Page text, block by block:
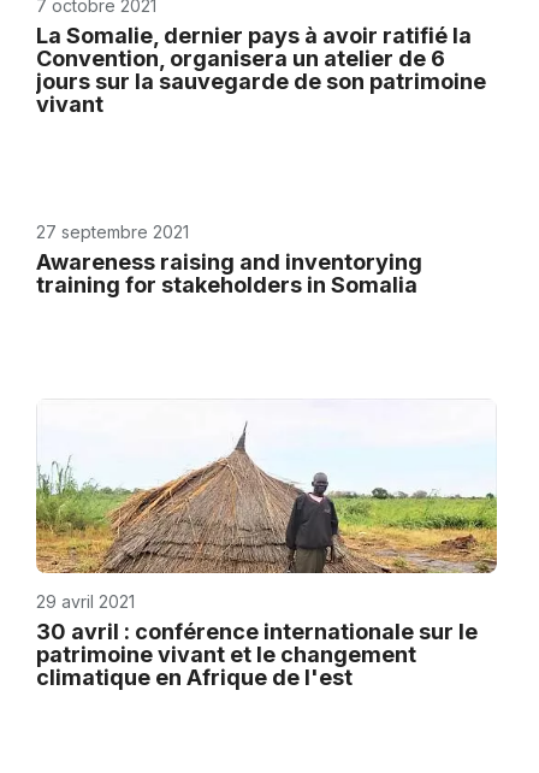
7 octobre 2021
La Somalie, dernier pays à avoir ratifié la
Convention, organisera un atelier de 6
jours sur la sauvegarde de son patrimoine
vivant
27 septembre 2021
Awareness raising and inventorying
training for stakeholders in Somalia
29 avril 2021
30 avril : conférence internationale sur le
patrimoine vivant et le changement
climatique en Afrique de l'est